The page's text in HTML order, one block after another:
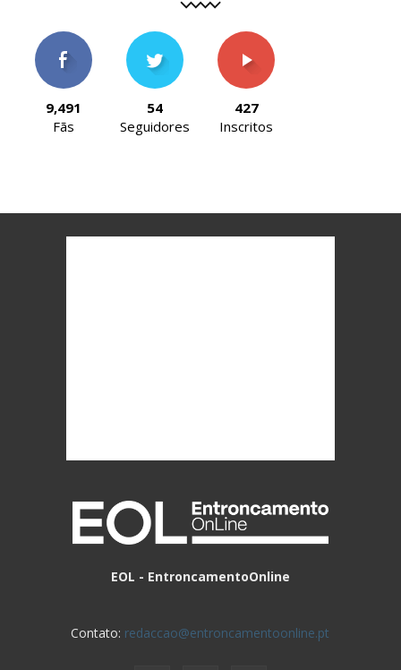
Foto emissão TVI
9,491
Fãs
54
Seguidores
427
Inscritos
EOL - EntroncamentoOnline
Contato: redaccao@entroncamentoonline.pt